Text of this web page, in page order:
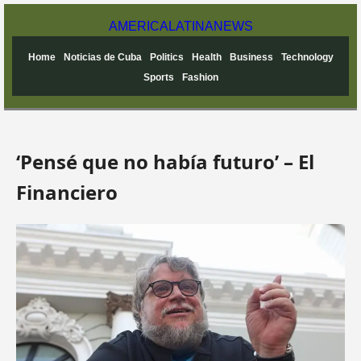
AMERICA LATINANEWS
Home Noticias de Cuba Politics Health Business
Technology
Sports
Fashion
‘Pensé que no había futuro’ – El
Financiero